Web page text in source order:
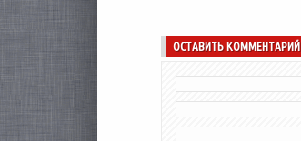
ОСТАВИТЬ КОММЕНТАРИЙ